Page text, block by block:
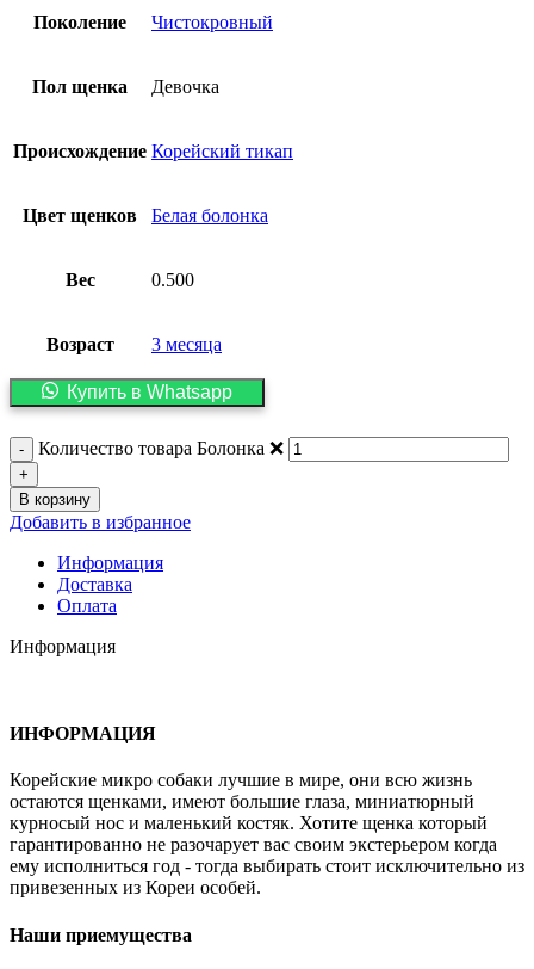
Поколение Чистокровный
Пол щенка Девочка
Происхождение Корейский тикап
Цвет щенков Белая болонка
Вес 0.500
Возраст 3 месяца
Купить в Whatsapp
Количество товара Болонка ❌️
В корзину
Добавить в избранное
Информация
Доставка
Оплата
Информация
ИНФОРМАЦИЯ
Корейские микро собаки лучшие в мире, они всю жизнь
остаются щенками, имеют большие глаза, миниатюрный
курносый нос и маленький костяк. Хотите щенка который
гарантированно не разочарует вас своим экстерьером когда
ему исполниться год - тогда выбирать стоит исключительно из
привезенных из Кореи особей.
Наши приемущества